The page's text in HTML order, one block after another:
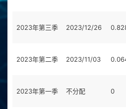
2023年第三季 2023/12/26
2023年第二季 2023/11/03
2023年第一季 不分配 0